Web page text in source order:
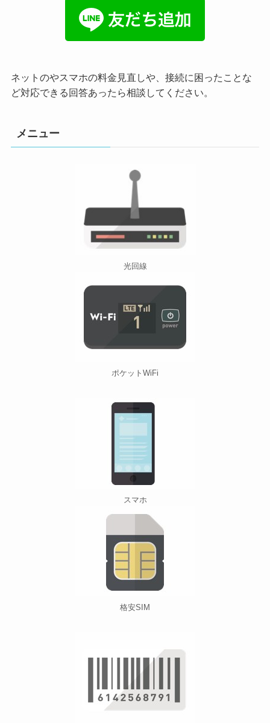
ネットのやスマホの料金見直しや、接続に困ったことな
ど対応できる回答あったら相談してください。
メニュー
光回線
ポケットWiFi
スマホ
格安SIM